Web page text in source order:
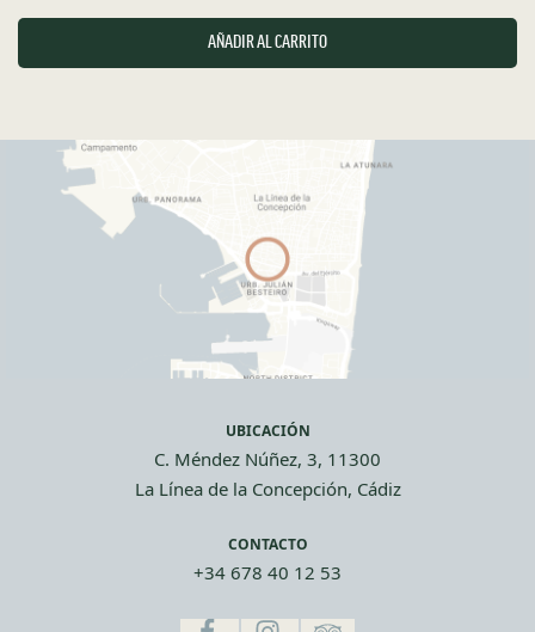
MESES
RIBERA
CANTIDAD
AÑADIR AL CARRITO
UBICACIÓN
C. Méndez Núñez, 3, 11300
La Línea de la Concepción, Cádiz
CONTACTO
+34 678 40 12 53